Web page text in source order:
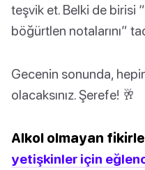
teşvik et. Belki de birisi
böğürtlen notalarını”
Gecenin sonunda,
olacaksınız. Şerefe! 🥂
Alkol olmayan
yetişkinler için